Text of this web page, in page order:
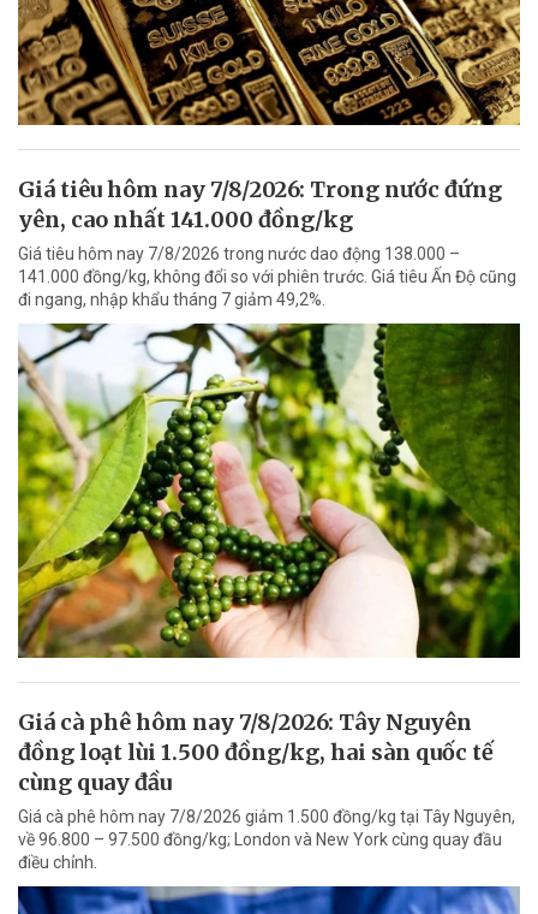
Giá tiêu hôm nay 7/8/2026: Trong nước đứng
yên, cao nhất 141.000 đồng/kg
Giá tiêu hôm nay 7/8/2026 trong nước dao động 138.000 –
141.000 đồng/kg, không đổi so với phiên trước. Giá tiêu Ấn Độ cũng
đi ngang, nhập khẩu tháng 7 giảm 49,2%.
Giá cà phê hôm nay 7/8/2026: Tây Nguyên
đồng loạt lùi 1.500 đồng/kg, hai sàn quốc tế
cùng quay đầu
Giá cà phê hôm nay 7/8/2026 giảm 1.500 đồng/kg tại Tây Nguyên,
về 96.800 – 97.500 đồng/kg; London và New York cùng quay đầu
điều chỉnh.